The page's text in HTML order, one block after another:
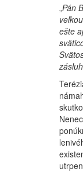
„Pán
ešte